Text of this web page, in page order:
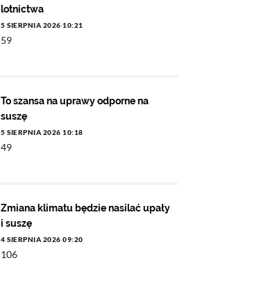
lotnictwa
5 SIERPNIA 2026 10:21
59
To szansa na uprawy odporne na
suszę
5 SIERPNIA 2026 10:18
49
Zmiana klimatu będzie nasilać upały
i suszę
4 SIERPNIA 2026 09:20
106